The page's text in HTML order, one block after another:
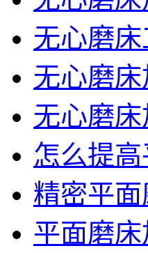
无心磨
无心磨
无心磨
怎么提
精密平
平面磨